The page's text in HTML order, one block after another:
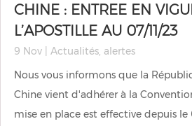
CHINE : ENTREE EN
L’APOSTILLE AU 07/11/23
9 Nov Actualités, alertes
Nous vous informons que la
Chine vient d'adhérer à la
mise en place est effective depuis le